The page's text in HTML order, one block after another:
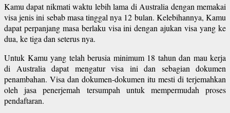
Kamu dapat nikmati waktu lebih lama di Australia dengan memakai
visa jenis ini sebab masa tinggal nya 12 bulan. Kelebihannya, Kamu
dapat perpanjang masa berlaku visa ini dengan ajukan visa yang ke
dua, ke tiga dan seterus nya.
Untuk Kamu yang telah berusia minimum 18 tahun dan mau kerja
di Australia dapat mengatur visa ini dan sebagian dokumen
penambahan. Visa dan dokumen-dokumen itu mesti di terjemahkan
oleh jasa penerjemah tersumpah untuk mempermudah proses
pendaftaran.